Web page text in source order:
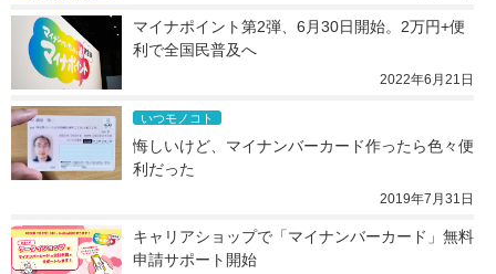
マイナポイント第2弾、6月30日開始。2万円+便
利で全国民普及へ
2022年6月21日
いつモノコト
悔しいけど、マイナンバーカード作ったら色々便
利だった
2019年7月31日
キャリアショップで「マイナンバーカード」無料
申請サポート開始